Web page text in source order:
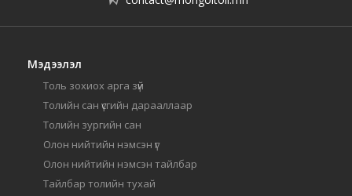
Мэдээлэл
Толь зохиох арга зүй
Толийн сан үсгийн дарааллаар
Толийн зургийн сан
Олон нийтийн нэмсэн үг
Олон нийтийн нэмсэн тайлбар
Тайлбар толийн тухай